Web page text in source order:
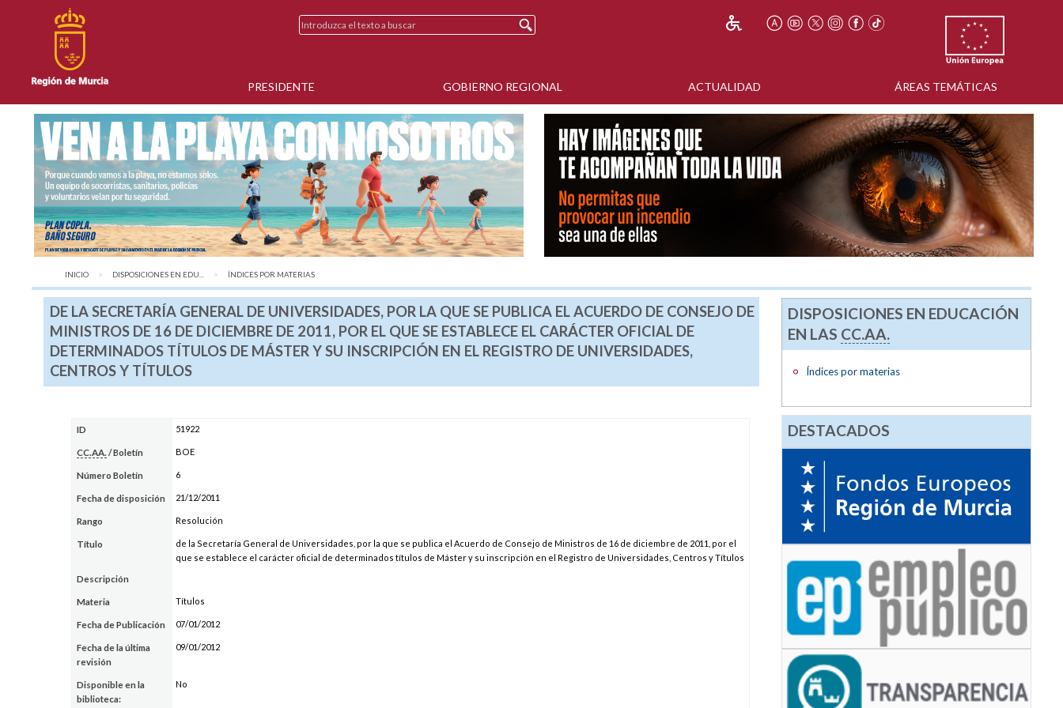
PRESIDENTE GOBIERNO REGIONAL ACTUALIDAD ÁREAS TEMÁTICAS
INICIO DISPOSICIONES EN EDU... AQUÍ:
ÍNDICES POR MATERIAS
DE LA SECRETARÍA GENERAL DE UNIVERSIDADES, POR LA QUE SE PUBLICA EL ACUERDO DE CONSEJO DE
MINISTROS DE 16 DE DICIEMBRE DE 2011, POR EL QUE SE ESTABLECE EL CARÁCTER OFICIAL DE
DETERMINADOS TÍTULOS DE MÁSTER Y SU INSCRIPCIÓN EN EL REGISTRO DE UNIVERSIDADES,
CENTROS Y TÍTULOS
ID 51922
CC.AA. / Boletín BOE
Número Boletín 6
Fecha de disposición 21/12/2011
Rango Resolución
Título
de la Secretaría General de Universidades, por la que se publica el Acuerdo de Consejo de Ministros de 16 de diciembre de 2011, por el
que se establece el carácter oficial de determinados títulos de Máster y su inscripción en el Registro de Universidades, Centros y Títulos
Descripción
Materia Títulos
Fecha de Publicación 07/01/2012
Fecha de la última
revisión
09/01/2012
Disponible en la
biblioteca:
No
DISPOSICIONES EN EDUCACIÓN
EN LAS CC.AA.
Índices por materias
DESTACADOS